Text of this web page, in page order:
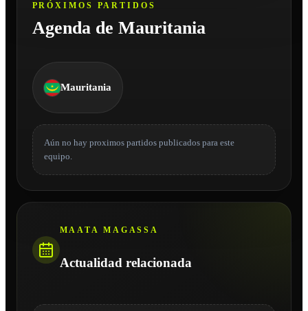
PRÓXIMOS PARTIDOS
Agenda de Mauritania
Mauritania
Aún no hay proximos partidos publicados para este
equipo.
MAATA MAGASSA
Actualidad relacionada